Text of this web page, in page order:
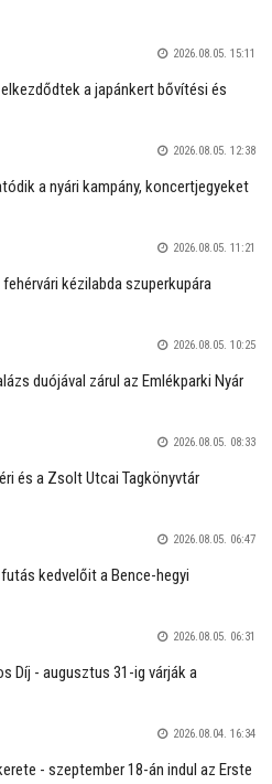
2026.08.05. 15:11
a japánkert bővítési és
2026.08.05. 12:38
a nyári kampány, koncertjegyeket
2026.08.05. 11:21
kézilabda szuperkupára
2026.08.05. 10:25
duójával zárul az Emlékparki Nyár
2026.08.05. 08:33
és a Zsolt Utcai Tagkönyvtár
2026.08.05. 06:47
kedvelőit a Bence-hegyi
2026.08.05. 06:31
Díj - augusztus 31-ig várják a
2026.08.04. 16:34
- szeptember 18-án indul az Erste